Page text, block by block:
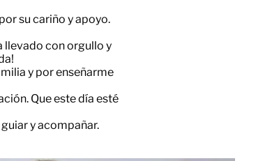
su cariño y apoyo.
llevado con orgullo y
y por enseñarme
Que este día esté
y acompañar.